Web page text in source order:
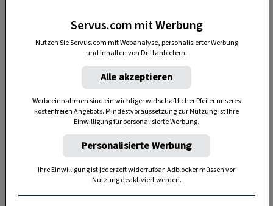
Servus.com mit Werbung
Nutzen Sie Servus.com mit Webanalyse, personalisierter Werbung
und Inhalten von Drittanbietern.
Alle akzeptieren
Werbeeinnahmen sind ein wichtiger wirtschaftlicher Pfeiler unseres
kostenfreien Angebots. Mindestvoraussetzung zur Nutzung ist Ihre
Einwilligung für personalisierte Werbung.
Personalisierte Werbung
Ihre Einwilligung ist jederzeit widerrufbar. Adblocker müssen vor
Nutzung deaktiviert werden.